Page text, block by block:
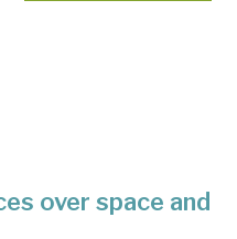
over space and